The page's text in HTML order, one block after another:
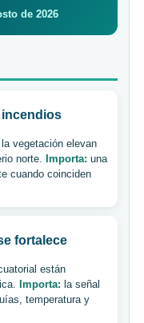
de 2026
incendios
vegetación elevan
norte.
Importa: una
cuando coinciden
fortalece
están
Importa: la señal
temperatura y